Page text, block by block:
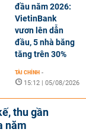
đầu năm 2026:
VietinBank
vươn lên dẫn
đầu, 5 nhà băng
tăng trên 30%
TÀI CHÍNH -
15:12 | 05/08/2026
thu gần
năm